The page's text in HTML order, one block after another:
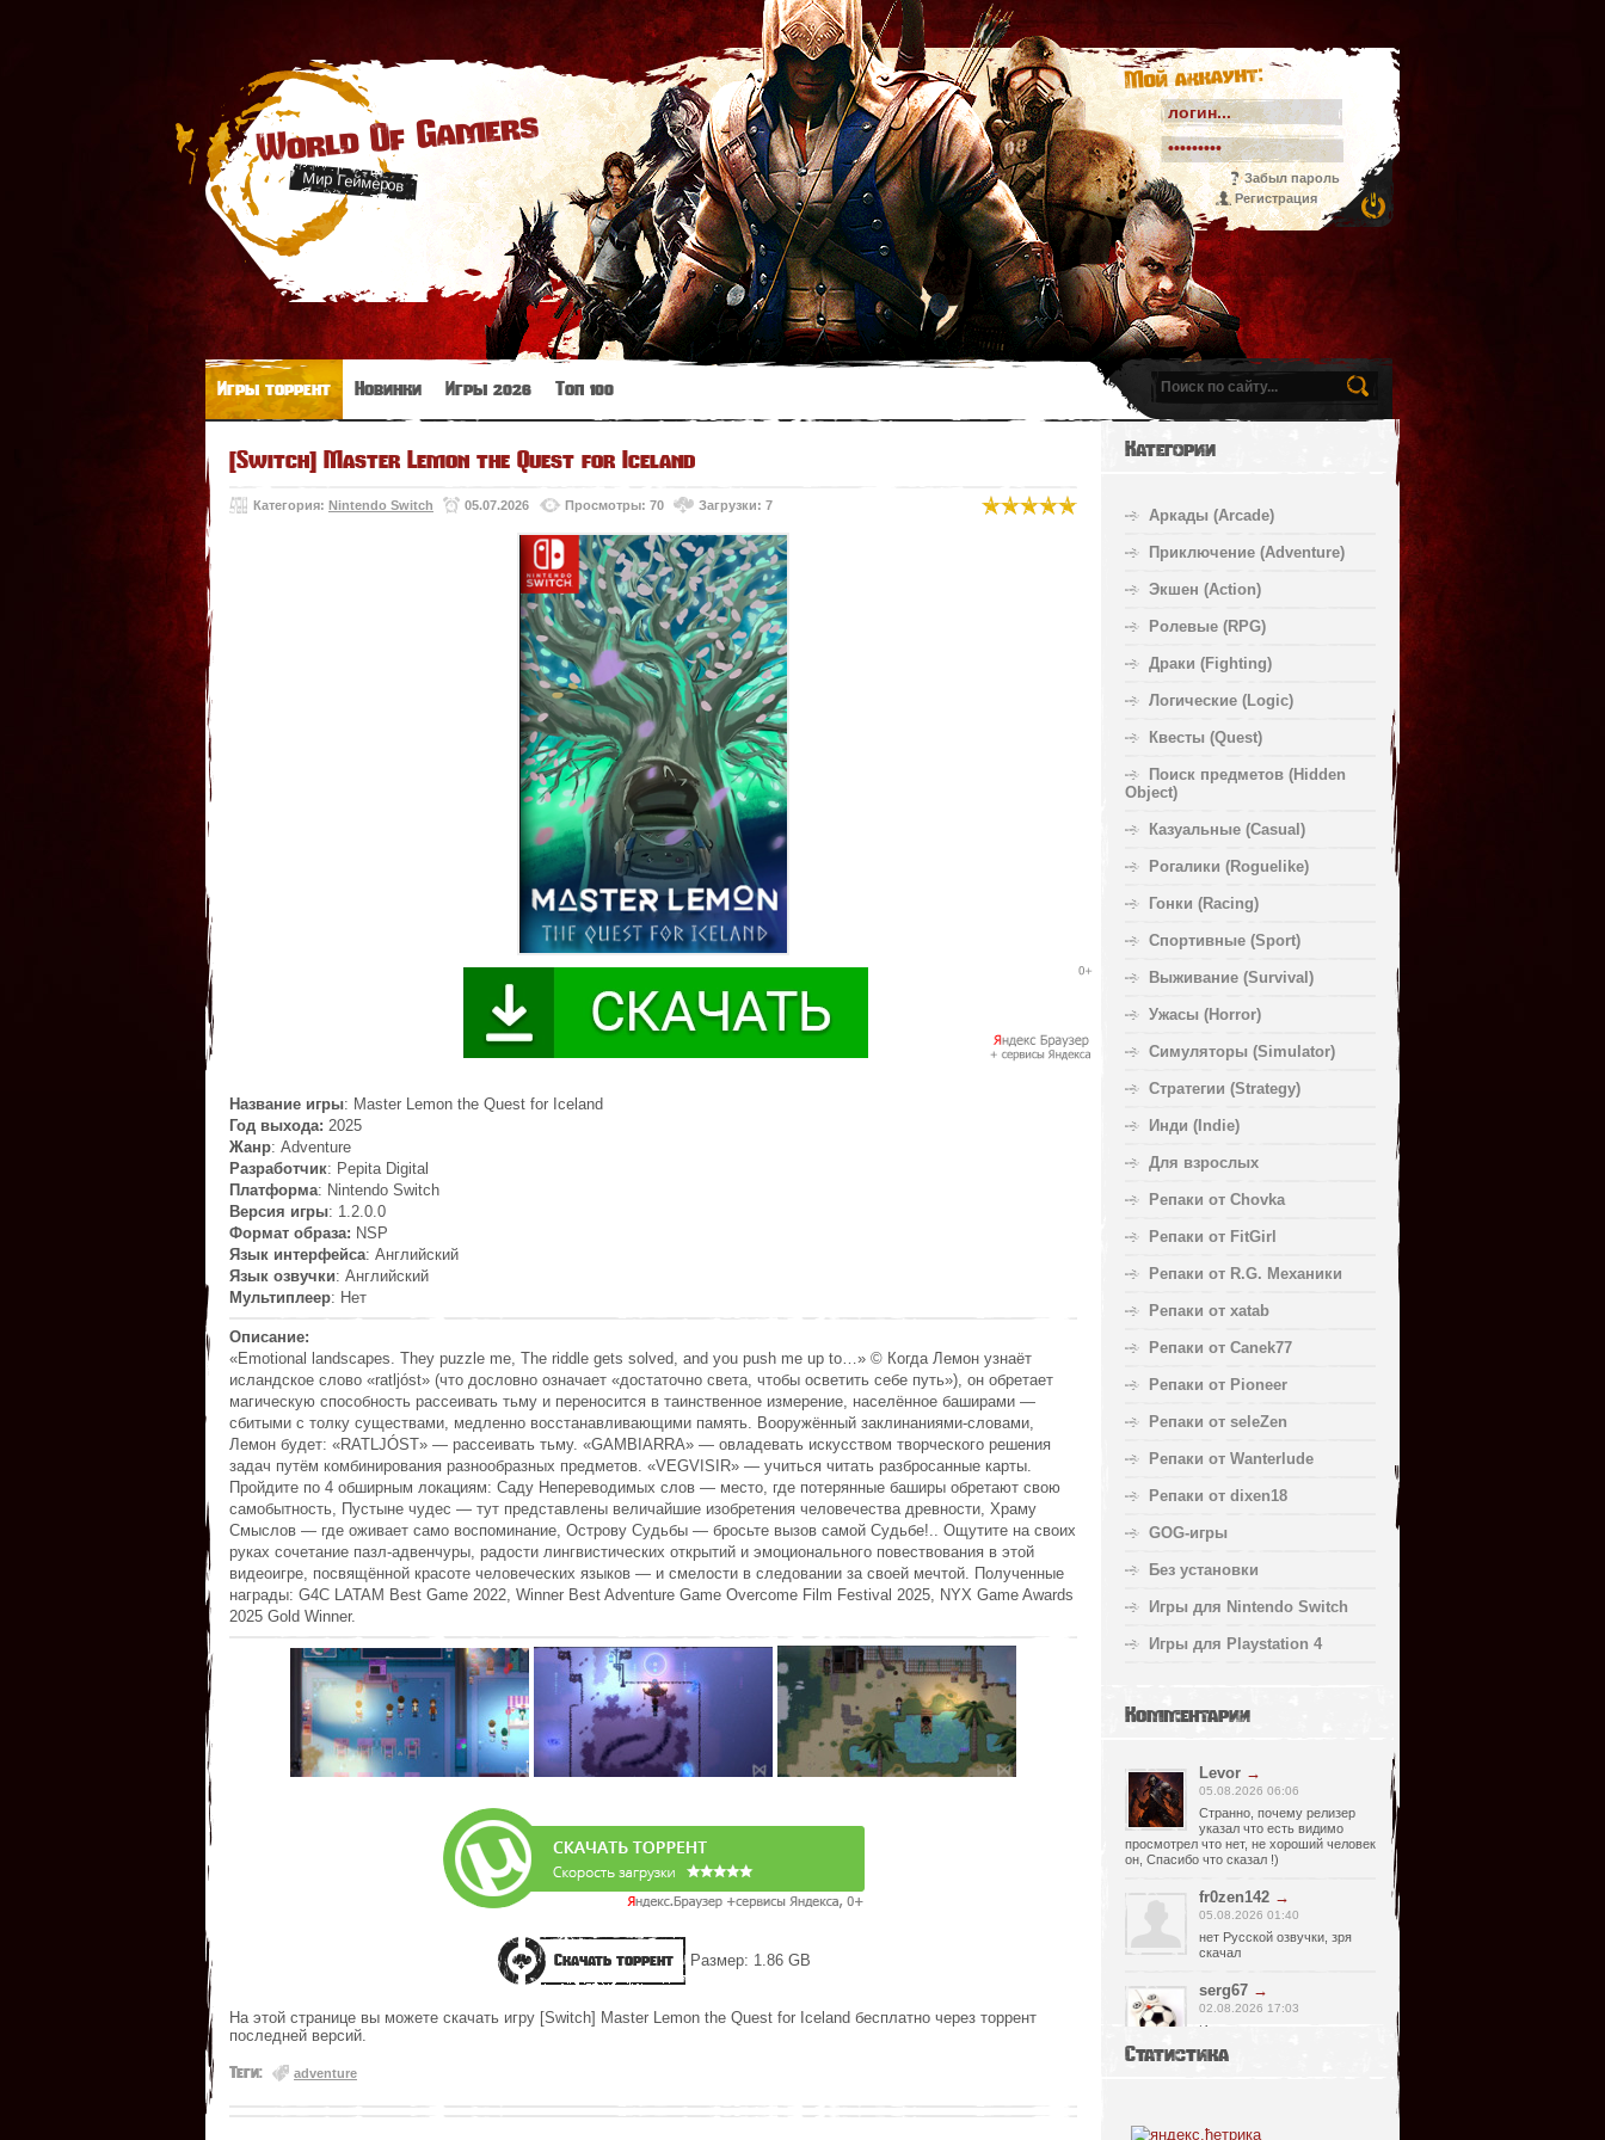
World Of Gamers
Мир Геймеров
Мой аккаунт:
Забыл пароль
Регистрация
Игры торрент Новинки Игры 2026 Топ 100
[Switch] Master Lemon the Quest for Iceland
Категория: Nintendo Switch 05.07.2026 Просмотры: 70 Загрузки: 7
Название игры: Master Lemon the Quest for Iceland
Год выхода: 2025
Жанр: Adventure
Разработчик: Pepita Digital
Платформа: Nintendo Switch
Версия игры: 1.2.0.0
Формат образа: NSP
Язык интерфейса: Английский
Язык озвучки: Английский
Мультиплеер: Нет
Описание:
«Emotional landscapes. They puzzle me, The riddle gets solved, and you push me up to…» © Когда Лемон узнаёт
исландское слово «ratljóst» (что дословно означает «достаточно света, чтобы осветить себе путь»), он обретает
магическую способность рассеивать тьму и переносится в таинственное измерение, населённое баширами —
сбитыми с толку существами, медленно восстанавливающими память. Вооружённый заклинаниями-словами,
Лемон будет: «RATLJÓST» — рассеивать тьму. «GAMBIARRA» — овладевать искусством творческого решения
задач путём комбинирования разнообразных предметов. «VEGVISIR» — учиться читать разбросанные карты.
Пройдите по 4 обширным локациям: Саду Непереводимых слов — место, где потерянные баширы обретают свою
самобытность, Пустыне чудес — тут представлены величайшие изобретения человечества древности, Храму
Смыслов — где оживает само воспоминание, Острову Судьбы — бросьте вызов самой Судьбе!.. Ощутите на своих
руках сочетание пазл-адвенчуры, радости лингвистических открытий и эмоционального повествования в этой
видеоигре, посвящённой красоте человеческих языков — и смелости в следовании за своей мечтой. Полученные
награды: G4C LATAM Best Game 2022, Winner Best Adventure Game Overcome Film Festival 2025, NYX Game Awards
2025 Gold Winner.
Скачать торрент Размер: 1.86 GB
На этой странице вы можете скачать игру [Switch] Master Lemon the Quest for Iceland бесплатно через торрент
последней версий.
Теги: adventure
Категории
Аркады (Arcade)
Приключение (Adventure)
Экшен (Action)
Ролевые (RPG)
Драки (Fighting)
Логические (Logic)
Квесты (Quest)
Поиск предметов (Hidden
Object)
Казуальные (Casual)
Рогалики (Roguelike)
Гонки (Racing)
Спортивные (Sport)
Выживание (Survival)
Ужасы (Horror)
Симуляторы (Simulator)
Стратегии (Strategy)
Инди (Indie)
Для взрослых
Репаки от Chovka
Репаки от FitGirl
Репаки от R.G. Механики
Репаки от xatab
Репаки от Canek77
Репаки от Pioneer
Репаки от seleZen
Репаки от Wanterlude
Репаки от dixen18
GOG-игры
Без установки
Игры для Nintendo Switch
Игры для Playstation 4
Комментарии
Levor →
05.08.2026 06:06
Странно, почему релизер
указал что есть видимо
просмотрел что нет, не хороший человек
он, Спасибо что сказал !)
fr0zen142 →
05.08.2026 01:40
нет Русской озвучки, зря
скачал
serg67 →
02.08.2026 17:03
Игра интересная,а снизил
уменьшения экрана,играешь только на
Статистика